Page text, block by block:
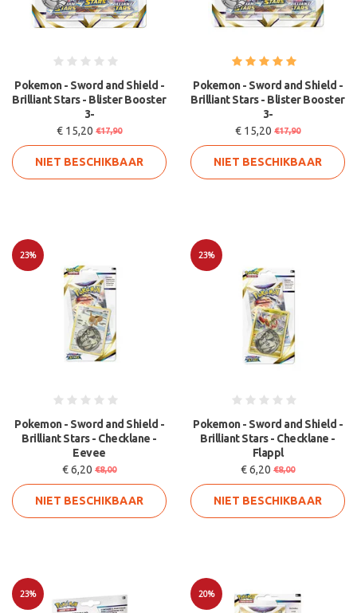
Pokemon - Sword and Shield -
Brilliant Stars - Blister Booster
3-
€ 15,20 €17,90
NIET BESCHIKBAAR
Pokemon - Sword and Shield -
Brilliant Stars - Blister Booster
3-
€ 15,20 €17,90
NIET BESCHIKBAAR
23%
Pokemon - Sword and Shield -
Brilliant Stars - Checklane -
Eevee
€ 6,20 €8,00
NIET BESCHIKBAAR
23%
Pokemon - Sword and Shield -
Brilliant Stars - Checklane -
Flappl
€ 6,20 €8,00
NIET BESCHIKBAAR
23% 20%